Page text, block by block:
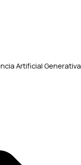
Artificial Generativa